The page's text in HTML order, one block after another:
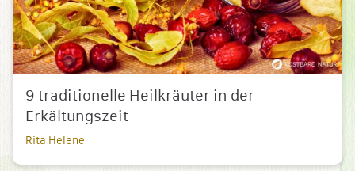
9 traditionelle Heilkräuter in der
Erkältungszeit
Rita Helene